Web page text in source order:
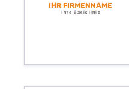
Ihr Firmenname
Ihre Basislinie